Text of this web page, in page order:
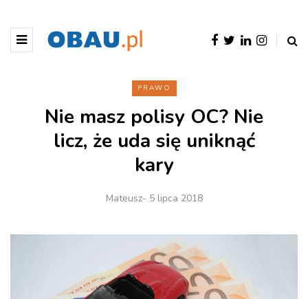
PRAWO
Nie masz polisy OC? Nie
licz, że uda się uniknąć
kary
Mateusz- 5 lipca 2018